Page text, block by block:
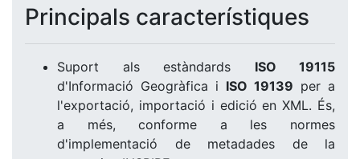
Principals característiques
Suport als estàndards ISO 19115
d'Informació Geogràfica i ISO 19139 per a
l'exportació, importació i edició en XML. És,
a més, conforme a les normes
d'implementació de metadades de la